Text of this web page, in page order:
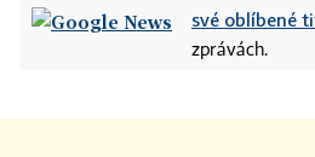
své oblíbené
zprávách.